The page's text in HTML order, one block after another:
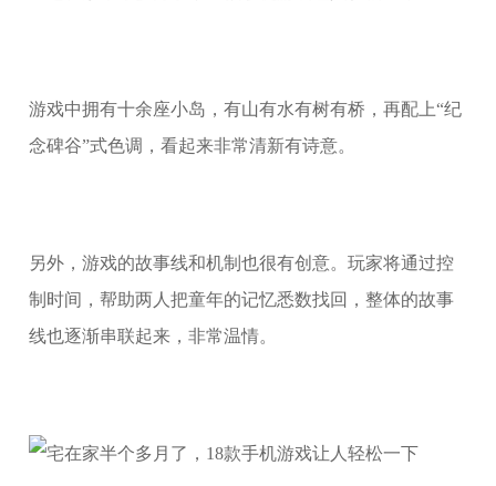
游戏中拥有十余座小岛，有山有水有树有桥，再配上“纪
念碑谷”式色调，看起来非常清新有诗意。
另外，游戏的故事线和机制也很有创意。玩家将通过控
制时间，帮助两人把童年的记忆悉数找回，整体的故事
线也逐渐串联起来，非常温情。